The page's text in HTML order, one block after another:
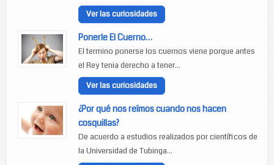
Ver las curiosidades
Ponerle El Cuerno…
El termino ponerse los cuernos viene porque antes
el Rey tenia derecho a tener...
Ver las curiosidades
¿Por qué nos reímos cuando nos hacen
cosquillas?
De acuerdo a estudios realizados por científicos de
la Universidad de Tubinga...